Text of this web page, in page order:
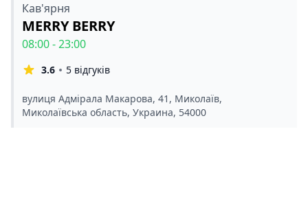
Кав'ярня
MERRY BERRY
08:00 - 23:00
3.6 5 відгуків
вулиця Адмірала Макарова, 41, Миколаїв,
Миколаївська область, Украина, 54000